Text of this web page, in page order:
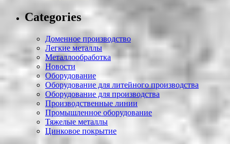
Categories
Доменное производство
Легкие металлы
Металлообработка
Новости
Оборудование
Оборудование для литейного производства
Оборудование для производства
Производственные линии
Промышленное оборудование
Тяжелые металлы
Цинковое покрытие